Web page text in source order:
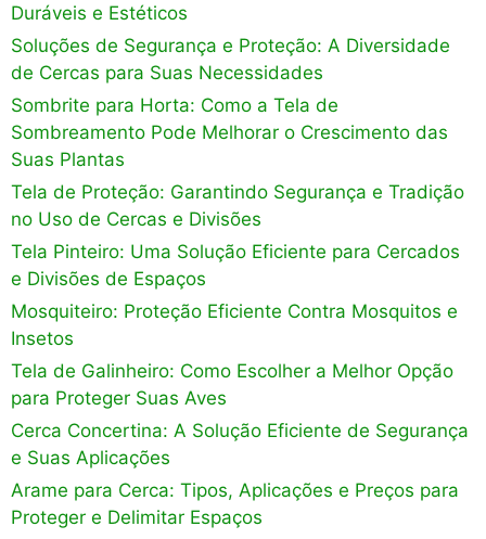
Duráveis e Estéticos
Soluções de Segurança e Proteção: A Diversidade
de Cercas para Suas Necessidades
Sombrite para Horta: Como a Tela de
Sombreamento Pode Melhorar o Crescimento das
Suas Plantas
Tela de Proteção: Garantindo Segurança e Tradição
no Uso de Cercas e Divisões
Tela Pinteiro: Uma Solução Eficiente para Cercados
e Divisões de Espaços
Mosquiteiro: Proteção Eficiente Contra Mosquitos e
Insetos
Tela de Galinheiro: Como Escolher a Melhor Opção
para Proteger Suas Aves
Cerca Concertina: A Solução Eficiente de Segurança
e Suas Aplicações
Arame para Cerca: Tipos, Aplicações e Preços para
Proteger e Delimitar Espaços